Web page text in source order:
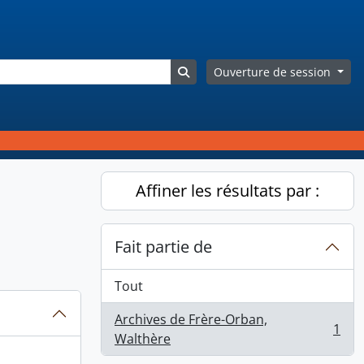
Search in browse page
Ouverture de session
Affiner les résultats par :
Fait partie de
Tout
Archives de Frère-Orban,
Walthère
, 1 résultats 1